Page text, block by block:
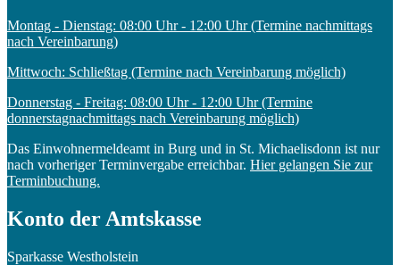
Montag - Dienstag: 08:00 Uhr - 12:00 Uhr (Termine nachmittags
nach Vereinbarung)
Mittwoch: Schließtag (Termine nach Vereinbarung möglich)
Donnerstag - Freitag: 08:00 Uhr - 12:00 Uhr (Termine
donnerstagnachmittags nach Vereinbarung möglich)
Das Einwohnermeldeamt in Burg und in St. Michaelisdonn ist nur
nach vorheriger Terminvergabe erreichbar. Hier gelangen Sie zur
Terminbuchung.
Konto der Amtskasse
Sparkasse Westholstein